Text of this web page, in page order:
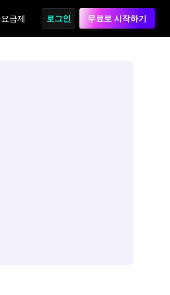
요금제 로그인 무료로 시작하기